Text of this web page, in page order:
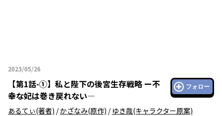
2023/05/26
2023年05月26日
【第1話-①】 私と陛下の後宮生存戦略 ー不
幸な妃は巻き戻れない―
フォロー
あるてぃ(著者) /かざなみ(原作) / ゆき哉(キャラクター原案)